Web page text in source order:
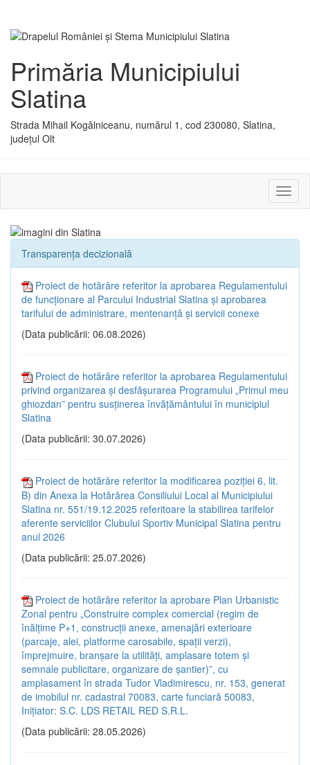
Primăria Municipiului
Slatina
Strada Mihail Kogălniceanu, numărul 1, cod 230080, Slatina,
județul Olt
sau
Transparența decizională
Proiect de hotărâre referitor la aprobarea Regulamentului
de funcţionare al Parcului Industrial Slatina şi aprobarea
tarifului de administrare, mentenanţă şi servicii conexe
(Data publicării: 06.08.2026)
Proiect de hotărâre referitor la aprobarea Regulamentului
privind organizarea și desfășurarea Programului „Primul meu
ghiozdan” pentru susținerea învățământului în municipiul
Slatina
(Data publicării: 30.07.2026)
Proiect de hotărâre referitor la modificarea poziției 6, lit.
B) din Anexa la Hotărârea Consiliului Local al Municipiului
Slatina nr. 551/19.12.2025 referitoare la stabilirea tarifelor
aferente serviciilor Clubului Sportiv Municipal Slatina pentru
anul 2026
(Data publicării: 25.07.2026)
Proiect de hotărâre referitor la aprobare Plan Urbanistic
Zonal pentru „Construire complex comercial (regim de
înălțime P+1, construcții anexe, amenajări exterioare
(parcaje, alei, platforme carosabile, spații verzi),
împrejmuire, branșare la utilități, amplasare totem și
semnale publicitare, organizare de șantier)”, cu
amplasament în strada Tudor Vladimirescu, nr. 153, generat
de imobilul nr. cadastral 70083, carte funciară 50083,
Inițiator: S.C. LDS RETAIL RED S.R.L.
(Data publicării: 28.05.2026)